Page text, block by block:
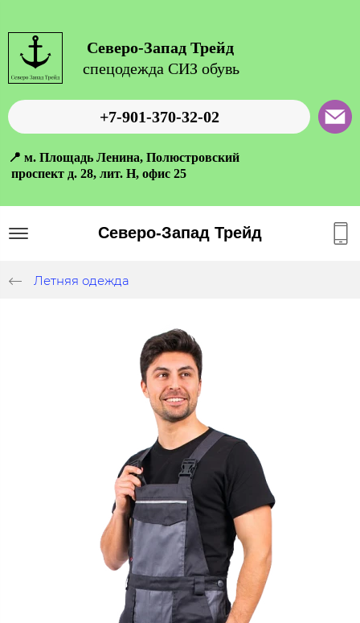
Северо-Запад Трейд
спецодежда СИЗ обувь
+7-901-370-32-02
📍 м. Площадь Ленина, Полюстровский
проспект д. 28, лит. Н, офис 25
Северо-Запад Трейд
Летняя одежда